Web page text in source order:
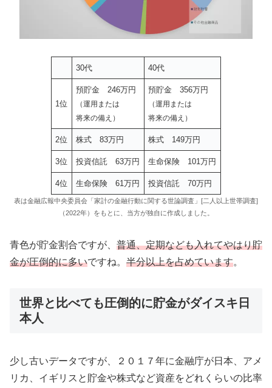
30代 40代
1位
預貯金 246万円
（運用または
将来の備え）
預貯金 356万円
（運用または
将来の備え）
2位 株式 83万円 株式 149万円
3位 投資信託 63万円 生命保険 101万円
4位 生命保険 61万円 投資信託 70万円
表は金融広報中央委員会「家計の金融行動に関する世論調査」[二人以上世帯調査]
（2022年）をもとに、当方が独自に作成しました。
青色が貯金割合ですが、 普通、定期なども入れてやはり貯
金が圧倒的に多いですね。 半分以上を占めています。
世界と比べても圧倒的に貯金がダイスキ日
本人
少し古いデータですが、２０１７年に金融庁が日本、アメ
リカ、イギリスと貯金や株式など資産をどれくらいの比率